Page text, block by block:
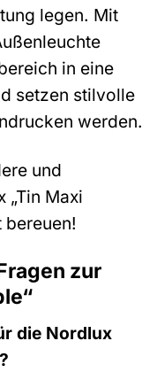
legen. Mit
in eine
setzen stilvolle
werden.
und
„Tin Maxi
bereuen!
zur
die Nordlux